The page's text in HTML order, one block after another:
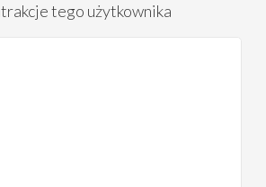
tego użytkownika